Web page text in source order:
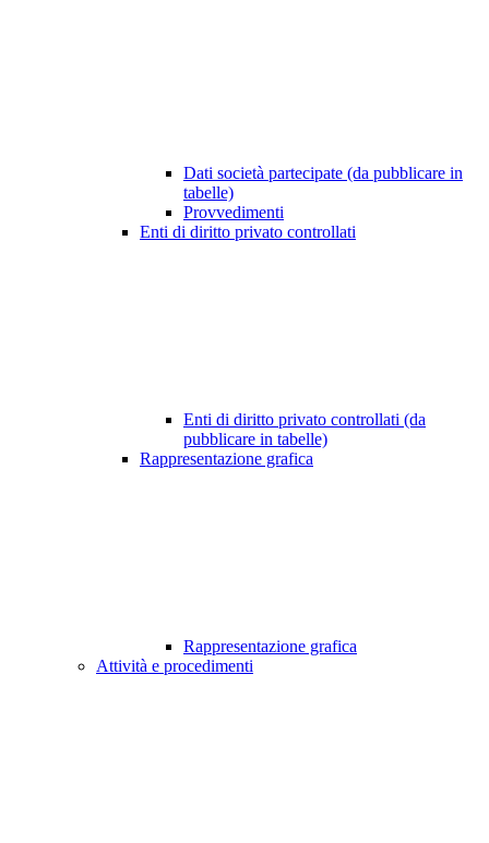
Dati società partecipate (da pubblicare in
tabelle)
Provvedimenti
Enti di diritto privato controllati
Enti di diritto privato controllati (da
pubblicare in tabelle)
Rappresentazione grafica
Rappresentazione grafica
Attività e procedimenti